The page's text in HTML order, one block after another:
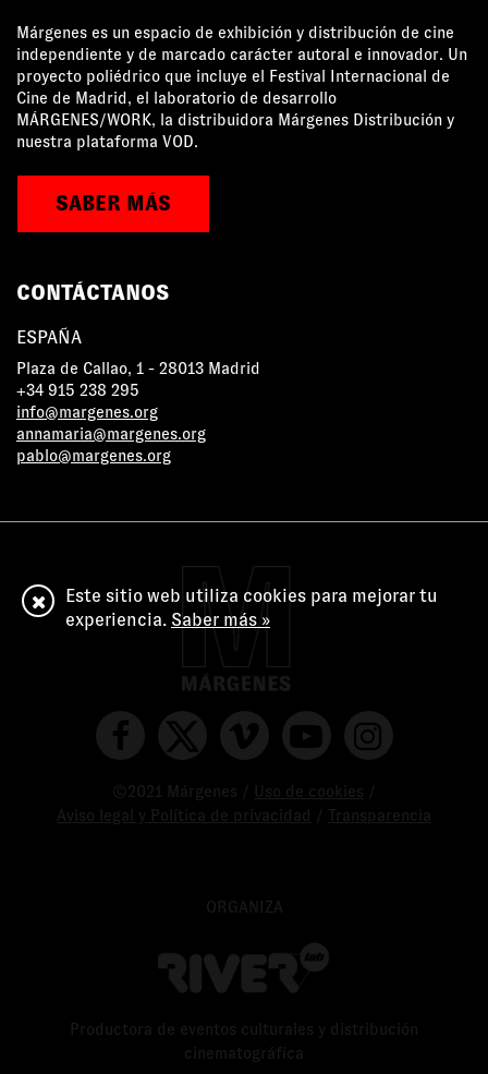
Márgenes es un espacio de exhibición y distribución de cine
independiente y de marcado carácter autoral e innovador. Un
proyecto poliédrico que incluye el Festival Internacional de
Cine de Madrid, el laboratorio de desarrollo
MÁRGENES/WORK, la distribuidora Márgenes Distribución y
nuestra plataforma VOD.
SABER MÁS
CONTÁCTANOS
ESPAÑA
Plaza de Callao, 1 - 28013 Madrid
+34 915 238 295
info@margenes.org
annamaria@margenes.org
pablo@margenes.org
©2021 Márgenes / Uso de cookies
Aviso legal y Política de privacidad
Transparencia
ORGANIZA
Productora de eventos culturales y distribución
cinematográfica
Este sitio web utiliza cookies para mejorar tu
experiencia. Saber más »